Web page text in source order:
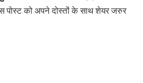
को अपने दोस्तों के साथ शेयर जरुर